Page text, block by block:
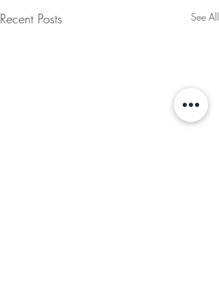
Recent Posts See All